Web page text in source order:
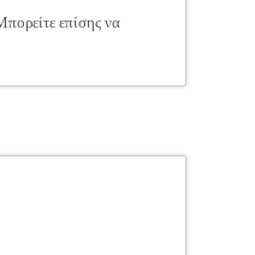
επίσης να